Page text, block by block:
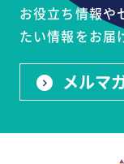
お役立ち情報や
たい情報をお届
メルマ